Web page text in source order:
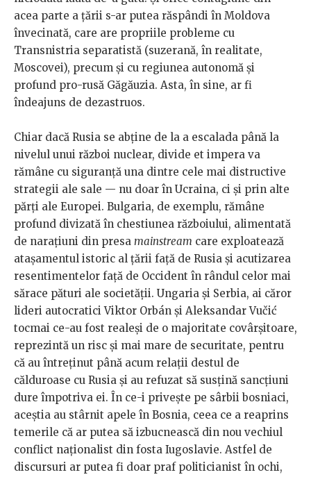
acea parte a țării s-ar putea răspândi în Moldova
învecinată, care are propriile probleme cu
Transnistria separatistă (suzerană, în realitate,
Moscovei), precum și cu regiunea autonomă și
profund pro-rusă Găgăuzia. Asta, în sine, ar fi
îndeajuns de dezastruos.
Chiar dacă Rusia se abține de la a escalada până la
nivelul unui război nuclear, divide et impera va
rămâne cu siguranță una dintre cele mai distructive
strategii ale sale — nu doar în Ucraina, ci și prin alte
părți ale Europei. Bulgaria, de exemplu, rămâne
profund divizată în chestiunea războiului, alimentată
de narațiuni din presa mainstream care exploatează
atașamentul istoric al țării față de Rusia și acutizarea
resentimentelor față de Occident în rândul celor mai
sărace pături ale societății. Ungaria și Serbia, ai căror
lideri autocratici Viktor Orbán și Aleksandar Vučić
tocmai ce-au fost realeși de o majoritate covârșitoare,
reprezintă un risc și mai mare de securitate, pentru
că au întreținut până acum relații destul de
călduroase cu Rusia și au refuzat să susțină sancțiuni
dure împotriva ei. În ce-i privește pe sârbii bosniaci,
aceștia au stârnit apele în Bosnia, ceea ce a reaprins
temerile că ar putea să izbucnească din nou vechiul
conflict naționalist din fosta Iugoslavie. Astfel de
discursuri ar putea fi doar praf politicianist în ochi,